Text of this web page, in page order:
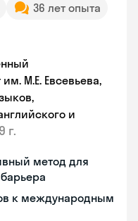
36 лет опыта
М.Е. Евсевьева,
и
г.
метод для
к международным